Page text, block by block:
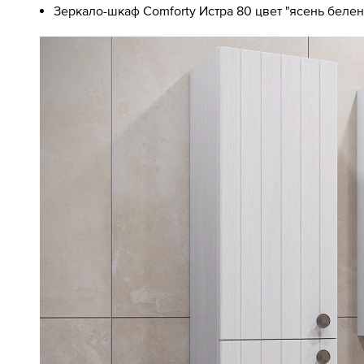
Зеркало-шкаф Comforty Истра 80 цвет "ясень